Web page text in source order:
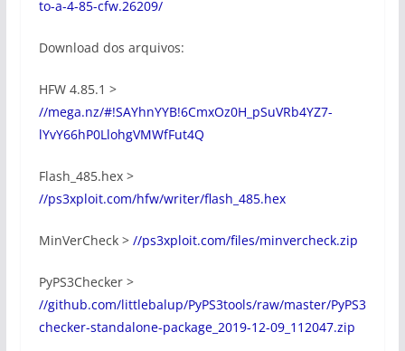
to-a-4-85-cfw.26209/
Download dos arquivos:
HFW 4.85.1 >
//mega.nz/#!SAYhnYYB!6CmxOz0H_pSuVRb4YZ7-
lYvY66hP0LlohgVMWfFut4Q
Flash_485.hex >
//ps3xploit.com/hfw/writer/flash_485.hex
MinVerCheck > //ps3xploit.com/files/minvercheck.zip
PyPS3Checker >
//github.com/littlebalup/PyPS3tools/raw/master/PyPS3
checker-standalone-package_2019-12-09_112047.zip